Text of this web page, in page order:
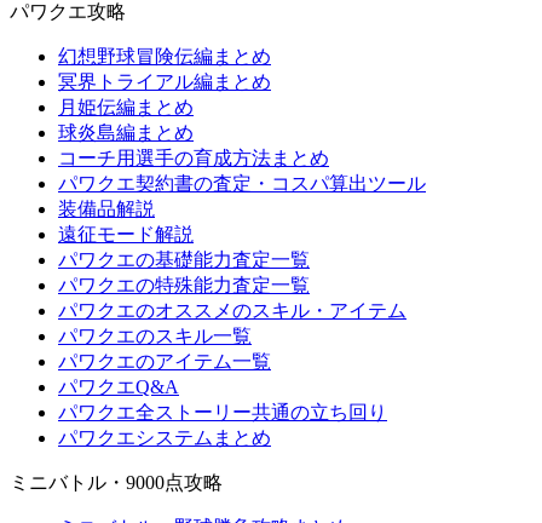
パワクエ攻略
幻想野球冒険伝編まとめ
冥界トライアル編まとめ
月姫伝編まとめ
球炎島編まとめ
コーチ用選手の育成方法まとめ
パワクエ契約書の査定・コスパ算出ツール
装備品解説
遠征モード解説
パワクエの基礎能力査定一覧
パワクエの特殊能力査定一覧
パワクエのオススメのスキル・アイテム
パワクエのスキル一覧
パワクエのアイテム一覧
パワクエQ&A
パワクエ全ストーリー共通の立ち回り
パワクエシステムまとめ
ミニバトル・9000点攻略